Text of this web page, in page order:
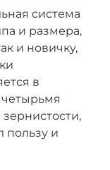
система
и размера,
и новичку,
в
пользу и